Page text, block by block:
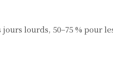
lourds, 50–75 % pour